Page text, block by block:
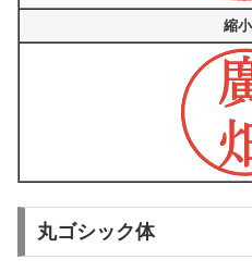
縮
丸ゴシック体